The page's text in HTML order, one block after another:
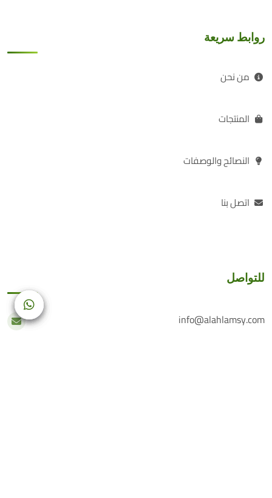
روابط سريعة
من نحن
المنتجات
النصائح والوصفات
اتصل بنا
للتواصل
info@alahlamsy.com